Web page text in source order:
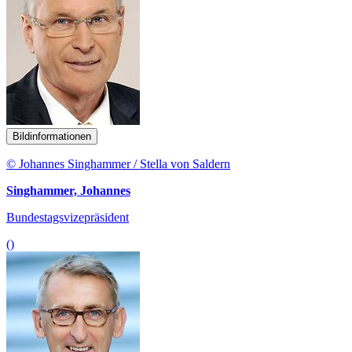
Bildinformationen
© Johannes Singhammer / Stella von Saldern
Singhammer, Johannes
Bundestagsvizepräsident
()